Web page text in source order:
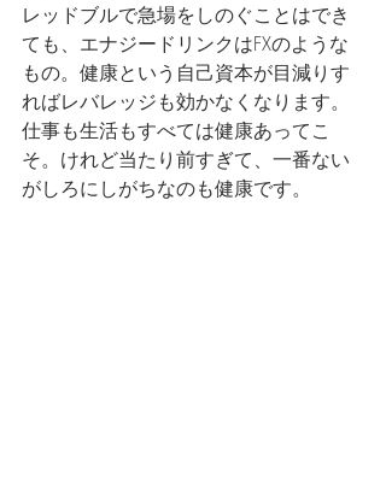
レッドブルで急場をしのぐことはでき
ても、エナジードリンクはFXのような
もの。健康という自己資本が目減りす
ればレバレッジも効かなくなります。
仕事も生活もすべては健康あってこ
そ。けれど当たり前すぎて、一番ない
がしろにしがちなのも健康です。